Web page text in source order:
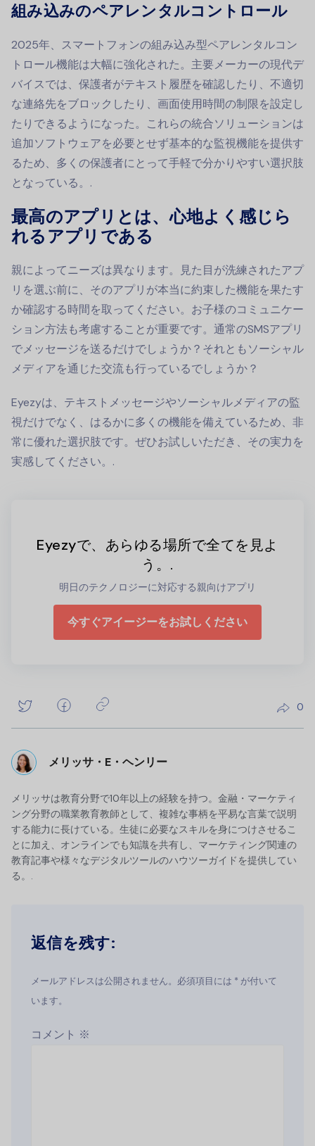
組み込みのペアレンタルコントロール
2025年、スマートフォンの組み込み型ペアレンタルコン
トロール機能は大幅に強化された。主要メーカーの現代デ
バイスでは、保護者がテキスト履歴を確認したり、不適切
な連絡先をブロックしたり、画面使用時間の制限を設定し
たりできるようになった。これらの統合ソリューションは
追加ソフトウェアを必要とせず基本的な監視機能を提供す
るため、多くの保護者にとって手軽で分かりやすい選択肢
となっている。.
最高のアプリとは、心地よく感じら
れるアプリである
親によってニーズは異なります。見た目が洗練されたアプ
リを選ぶ前に、そのアプリが本当に約束した機能を果たす
か確認する時間を取ってください。お子様のコミュニケー
ション方法も考慮することが重要です。通常のSMSアプリ
でメッセージを送るだけでしょうか？それともソーシャル
メディアを通じた交流も行っているでしょうか？
Eyezyは、テキストメッセージやソーシャルメディアの監
視だけでなく、はるかに多くの機能を備えているため、非
常に優れた選択肢です。ぜひお試しいただき、その実力を
実感してください。.
Eyezyで、あらゆる場所で全てを見よ
う。.
明日のテクノロジーに対応する親向けアプリ
今すぐアイージーをお試しください
0
メリッサ・E・ヘンリー
メリッサは教育分野で10年以上の経験を持つ。金融・マーケティ
ング分野の職業教育教師として、複雑な事柄を平易な言葉で説明
する能力に長けている。生徒に必要なスキルを身につけさせるこ
とに加え、オンラインでも知識を共有し、マーケティング関連の
教育記事や様々なデジタルツールのハウツーガイドを提供してい
る。.
返信を残す:
メールアドレスは公開されません。必須項目には * が付いて
います。
コメント ※